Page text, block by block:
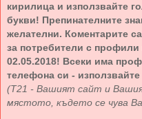
кирилица и използвайте
букви! Препинателните
желателни. Коментарите
за потребители с профили
02.05.2018! Всеки има
телефона си - използвайте
(Т21 - Вашият сайт и
мястото, където се чува